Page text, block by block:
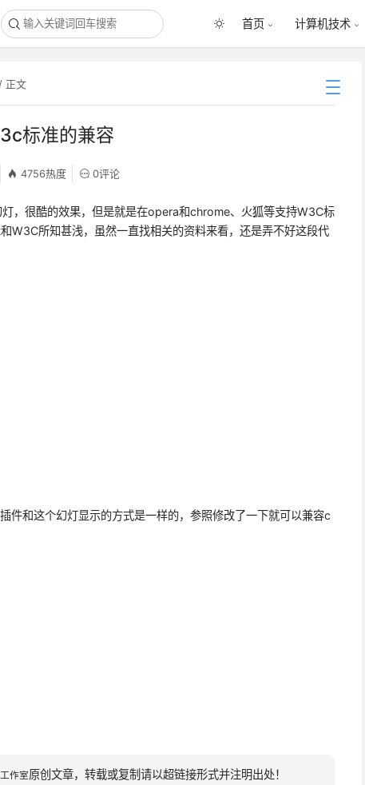
首页 计算机技术
文
标准的兼容
4756热度 0评论
，很酷的效果，但是就是在opera和chrome、火狐等支持W3C标
W3C所知甚浅，虽然一直找相关的资料来看，还是弄不好这段代
件和这个幻灯显示的方式是一样的，参照修改了一下就可以兼容c
作室原创文章，转载或复制请以超链接形式并注明出处！